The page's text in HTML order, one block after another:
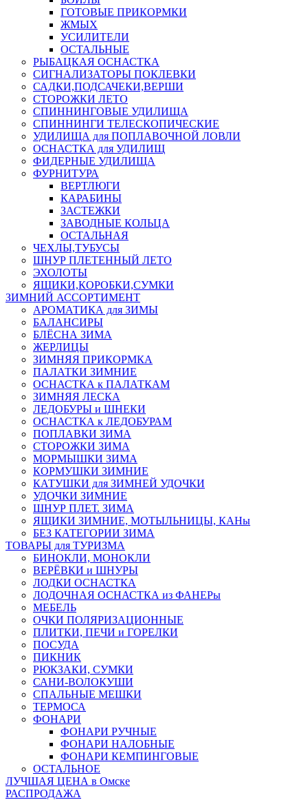
ГОТОВЫЕ ПРИКОРМКИ
ЖМЫХ
УСИЛИТЕЛИ
ОСТАЛЬНЫЕ
РЫБАЦКАЯ ОСНАСТКА
СИГНАЛИЗАТОРЫ ПОКЛЕВКИ
САДКИ,ПОДСАЧЕКИ,ВЕРШИ
СТОРОЖКИ ЛЕТО
СПИННИНГОВЫЕ УДИЛИЩА
СПИННИНГИ ТЕЛЕСКОПИЧЕСКИЕ
УДИЛИЩА для ПОПЛАВОЧНОЙ ЛОВЛИ
ОСНАСТКА для УДИЛИЩ
ФИДЕРНЫЕ УДИЛИЩА
ФУРНИТУРА
ВЕРТЛЮГИ
КАРАБИНЫ
ЗАСТЕЖКИ
ЗАВОДНЫЕ КОЛЬЦА
ОСТАЛЬНАЯ
ЧЕХЛЫ,ТУБУСЫ
ШНУР ПЛЕТЕННЫЙ ЛЕТО
ЭХОЛОТЫ
ЯЩИКИ,КОРОБКИ,СУМКИ
ЗИМНИЙ АССОРТИМЕНТ
АРОМАТИКА для ЗИМЫ
БАЛАНСИРЫ
БЛЁСНА ЗИМА
ЖЕРЛИЦЫ
ЗИМНЯЯ ПРИКОРМКА
ПАЛАТКИ ЗИМНИЕ
ОСНАСТКА к ПАЛАТКАМ
ЗИМНЯЯ ЛЕСКА
ЛЕДОБУРЫ и ШНЕКИ
ОСНАСТКА к ЛЕДОБУРАМ
ПОПЛАВКИ ЗИМА
СТОРОЖКИ ЗИМА
МОРМЫШКИ ЗИМА
КОРМУШКИ ЗИМНИЕ
КАТУШКИ для ЗИМНЕЙ УДОЧКИ
УДОЧКИ ЗИМНИЕ
ШНУР ПЛЕТ. ЗИМА
ЯЩИКИ ЗИМНИЕ, МОТЫЛЬНИЦЫ, КАНы
БЕЗ КАТЕГОРИИ ЗИМА
ТОВАРЫ для ТУРИЗМА
БИНОКЛИ, МОНОКЛИ
ВЕРЁВКИ и ШНУРЫ
ЛОДКИ ОСНАСТКА
ЛОДОЧНАЯ ОСНАСТКА из ФАНЕРы
МЕБЕЛЬ
ОЧКИ ПОЛЯРИЗАЦИОННЫЕ
ПЛИТКИ, ПЕЧИ и ГОРЕЛКИ
ПОСУДА
ПИКНИК
РЮКЗАКИ, СУМКИ
САНИ-ВОЛОКУШИ
СПАЛЬНЫЕ МЕШКИ
ТЕРМОСА
ФОНАРИ
ФОНАРИ РУЧНЫЕ
ФОНАРИ НАЛОБНЫЕ
ФОНАРИ КЕМПИНГОВЫЕ
ОСТАЛЬНОЕ
ЛУЧШАЯ ЦЕНА в Омске
РАСПРОДАЖА